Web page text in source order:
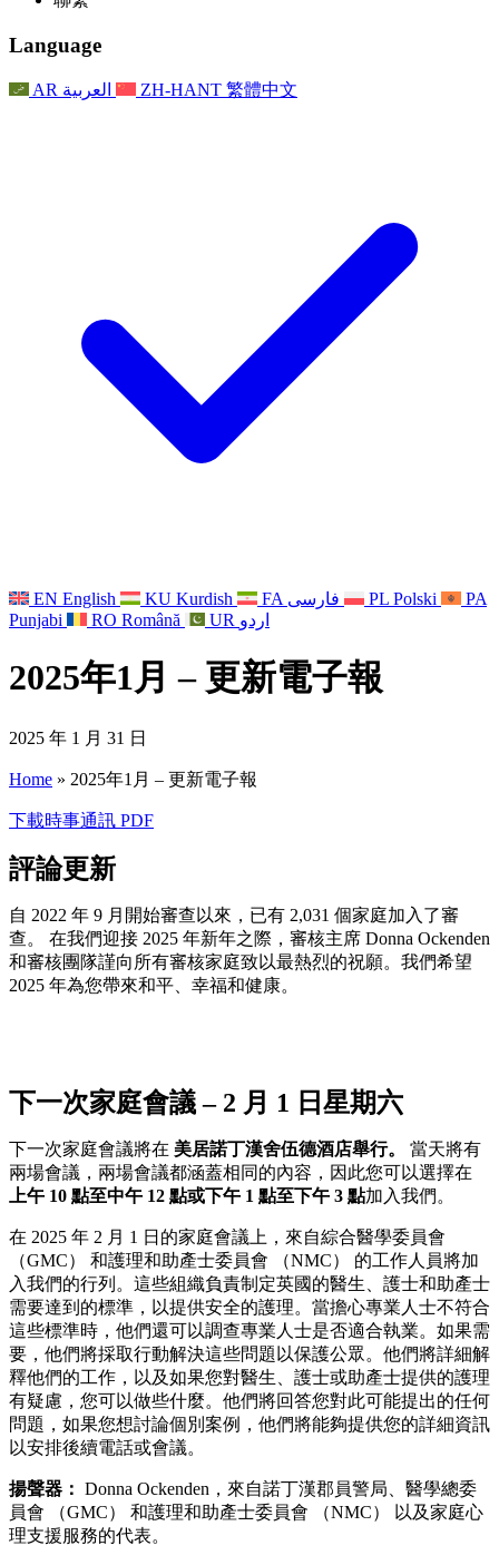
常見問題
For Families
最新消息
聯繫
家庭心理支持
家庭更新
事件
職權範圍
聯繫
For Families
家庭心理支持
家庭更新
Reports
獨立審查的最終報告
獨立審查報告的首次報告
For Families
Nottingham
家庭心理支援服務
心理健康危機支援
基於信仰的喪親支援
對於父親
Language
AR العربية ZH-HANT 繁體中文
EN English KU Kurdish FA فارسی PL Polski
PA
Punjabi
RO Română UR اردو
2025年1月 – 更新電子報
2025 年 1 月 31 日
Home » 2025年1月 – 更新電子報
下載時事通訊 PDF
評論更新
自 2022 年 9 月開始審查以來，已有 2,031 個家庭加入了審
查。 在我們迎接 2025 年新年之際，審核主席 Donna Ockenden
和審核團隊謹向所有審核家庭致以最熱烈的祝願。我們希望
2025 年為您帶來和平、幸福和健康。
下一次家庭會議 – 2 月 1 日星期六
下一次家庭會議將在 美居諾丁漢舍伍德酒店舉行。 當天將有
兩場會議，兩場會議都涵蓋相同的內容，因此您可以選擇在
上午 10 點至中午 12 點或下午 1 點至下午 3 點加入我們。
在 2025 年 2 月 1 日的家庭會議上，來自綜合醫學委員會
（GMC） 和護理和助產士委員會 （NMC） 的工作人員將加
入我們的行列。這些組織負責制定英國的醫生、護士和助產士
需要達到的標準，以提供安全的護理。當擔心專業人士不符合
這些標準時，他們還可以調查專業人士是否適合執業。如果需
要，他們將採取行動解決這些問題以保護公眾。他們將詳細解
釋他們的工作，以及如果您對醫生、護士或助產士提供的護理
有疑慮，您可以做些什麼。他們將回答您對此可能提出的任何
問題，如果您想討論個別案例，他們將能夠提供您的詳細資訊
以安排後續電話或會議。
揚聲器： Donna Ockenden，來自諾丁漢郡員警局、醫學總委
員會 （GMC） 和護理和助產士委員會 （NMC） 以及家庭心
理支援服務的代表。